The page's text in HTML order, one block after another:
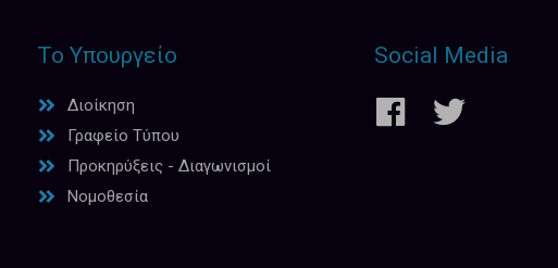
Το Υπουργείο
Διοίκηση
Γραφείο Τύπου
Προκηρύξεις - Διαγωνισμοί
Νομοθεσία
Social Media